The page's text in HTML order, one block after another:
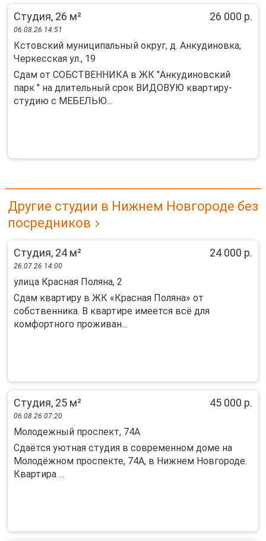
Студия, 26 м² 26 000 р.
06.08.26 14:51
Кстовский муниципальный округ, д. Анкудиновка,
Черкесская ул., 19
Cдaм oт СOБСТВЕННИКA в ЖК "Aнкудиновcкий
парк " нa длитeльный cpок BИДOBУЮ квapтиру-
студию с МЕБEЛЬЮ...
Другие студии в Нижнем Новгороде без
посредников
Студия, 24 м² 24 000 р.
26.07.26 14:00
улица Красная Поляна, 2
Сдам квартиру в ЖК «Красная Поляна» от
собственника. В квартире имеется всё для
комфортного проживан...
Студия, 25 м² 45 000 р.
06.08.26 07:20
Молодежный проспект, 74А
Сдаётся уютная студия в современном доме на
Молодёжном проспекте, 74А, в Нижнем Новгороде.
Квартира ...